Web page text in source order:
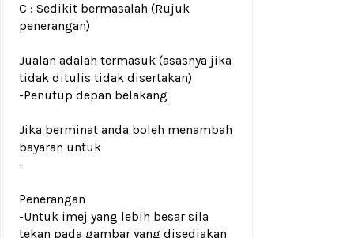
C : Sedikit bermasalah (Rujuk
penerangan)
Jualan adalah termasuk (asasnya jika
tidak ditulis tidak disertakan)
-Penutup depan belakang
Jika berminat anda boleh menambah
bayaran untuk
-
Penerangan
-Untuk imej yang lebih besar sila
tekan pada gambar yang disediakan